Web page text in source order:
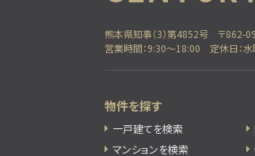
熊本県知事（3）第4852号
〒862-
営業時間：9:30～18:00
定休日：
物件を探す
一戸建てを検索
マンションを検索